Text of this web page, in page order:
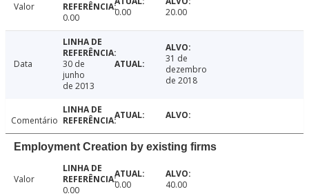
Valor
0.00
0.00 20.00
Data
30 de
junho
de 2013
31 de
dezembro
de 2018
Comentário
Employment Creation by existing firms
Valor
0.00
0.00 40.00